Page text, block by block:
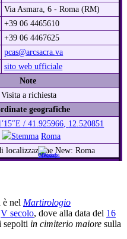
Via Asmara, 6 - Roma (RM)
+39 06 4465610
+39 06 4467625
pcas@arcsacra.va
sito web ufficiale
Note
Visita a richiesta
geografiche
/41.925966 12.520851
Roma
è nel Martirologio
V secolo, dove alla data del 16
sepolti in cimiterio maiore sulla